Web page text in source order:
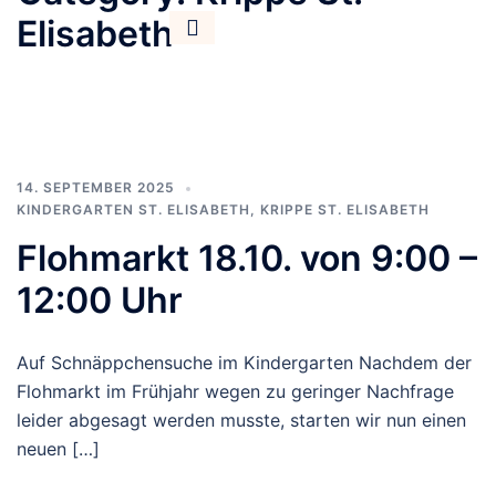
Elisabeth
14. SEPTEMBER 2025
KINDERGARTEN ST. ELISABETH , KRIPPE ST. ELISABETH
Flohmarkt 18.10. von 9:00 –
12:00 Uhr
Auf Schnäppchensuche im Kindergarten Nachdem der
Flohmarkt im Frühjahr wegen zu geringer Nachfrage
leider abgesagt werden musste, starten wir nun einen
neuen […]